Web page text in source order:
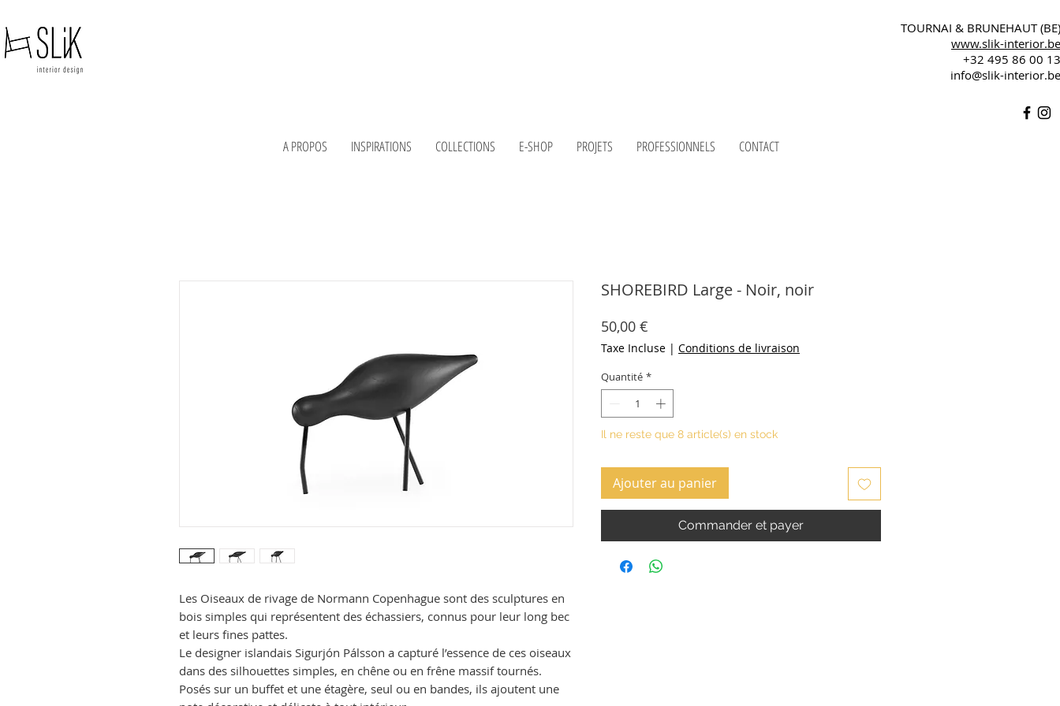
TOURNAI & BRUNEHAUT (BE)
www.slik-interior.be
+32 495 86 00 13
info@slik-interior.be
A PROPOS INSPIRATIONS COLLECTIONS E-SHOP PROJETS PROFESSIONNELS CONTACT
Les Oiseaux de rivage de Normann Copenhague sont des sculptures en
bois simples qui représentent des échassiers, connus pour leur long bec
et leurs fines pattes.
Le designer islandais Sigurjón Pálsson a capturé l’essence de ces oiseaux
dans des silhouettes simples, en chêne ou en frêne massif tournés.
Posés sur un buffet et une étagère, seul ou en bandes, ils ajoutent une
SHOREBIRD Large - Noir, noir
50,00 €
Taxe Incluse | Conditions de livraison
Quantité *
Il ne reste que 8 article(s) en stock
Ajouter au panier
Commander et payer